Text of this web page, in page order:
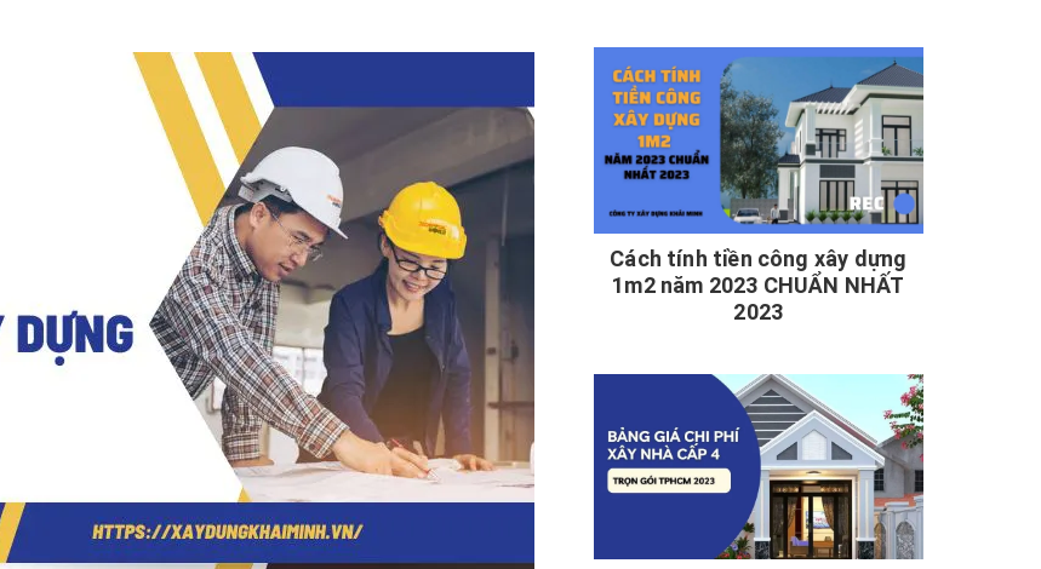
Cách tính tiền công xây dựng
1m2 năm 2023 CHUẨN NHẤT
2023